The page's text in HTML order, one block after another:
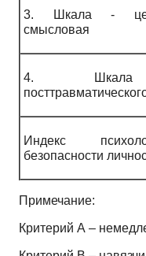
3. Шкала -
смысловая
4.
Индекс
безопасности
Примечание:
Критерий А –